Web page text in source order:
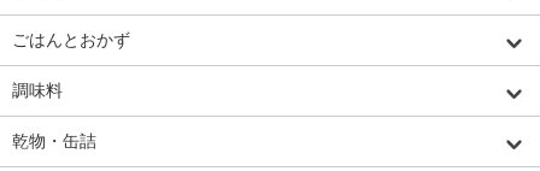
ごはんとおかず
調味料
乾物・缶詰